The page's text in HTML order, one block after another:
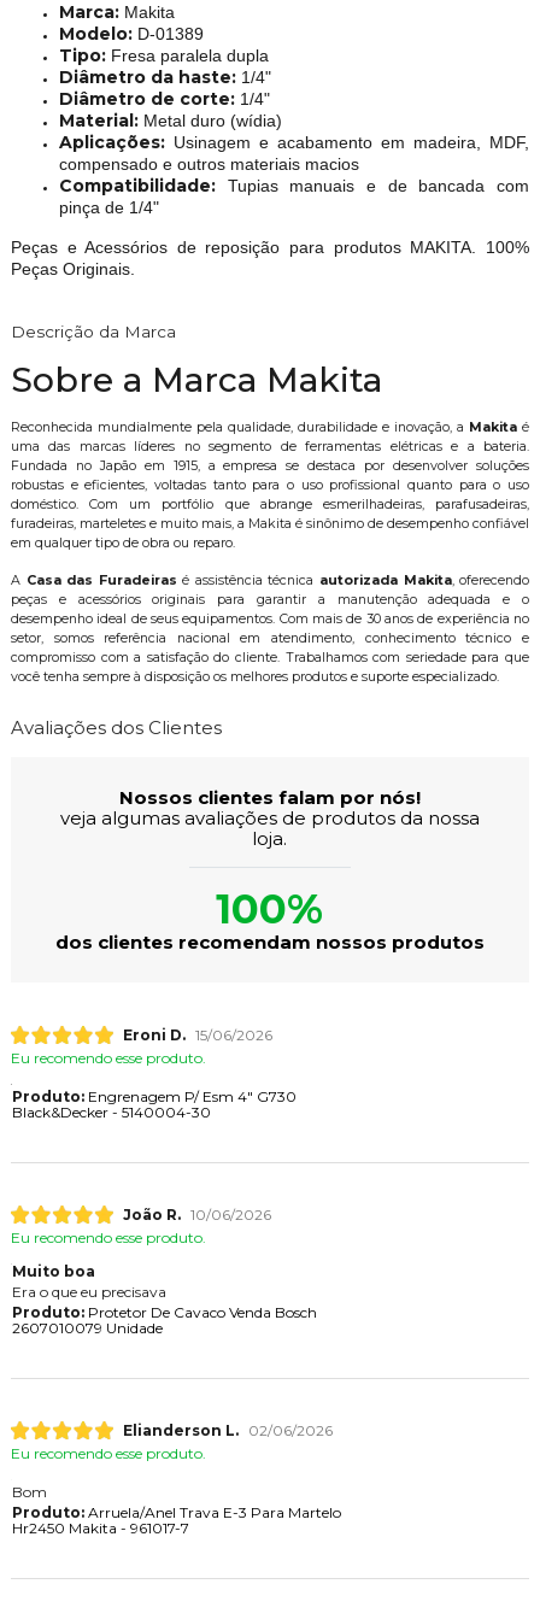
Marca:Makita
Modelo:D-01389
Tipo:Fresa paralela dupla
Diâmetro da haste:1/4"
Diâmetro de corte:1/4"
Material:Metal duro (wídia)
Aplicações:Usinagem e acabamento em madeira, MDF,
compensado e outros materiais macios
Compatibilidade:Tupias manuais e de bancada com
pinça de 1/4"
Peças e Acessórios de reposição para produtos MAKITA. 100%
Peças Originais.
Descrição da Marca
Sobre a Marca Makita
Reconhecida mundialmente pela qualidade, durabilidade e inovação, a Makita é
uma das marcas líderes no segmento de ferramentas elétricas e a bateria.
Fundada no Japão em 1915, a empresa se destaca por desenvolver soluções
robustas e eficientes, voltadas tanto para o uso profissional quanto para o uso
doméstico. Com um portfólio que abrange esmerilhadeiras, parafusadeiras,
furadeiras, marteletes e muito mais, a Makita é sinônimo de desempenho confiável
em qualquer tipo de obra ou reparo.
A Casa das Furadeiras é assistência técnica autorizada Makita, oferecendo
peças e acessórios originais para garantir a manutenção adequada e o
desempenho ideal de seus equipamentos. Com mais de 30 anos de experiência no
setor, somos referência nacional em atendimento, conhecimento técnico e
compromisso com a satisfação do cliente. Trabalhamos com seriedade para que
você tenha sempre à disposição os melhores produtos e suporte especializado.
Avaliações dos Clientes
Nossos clientes falam por nós!
veja algumas avaliações de produtos da nossa
loja.
100%
dos clientes recomendam nossos produtos
Eroni D. 15/06/2026
Eu recomendo esse produto.
Produto:Engrenagem P/ Esm 4" G730
Black&Decker - 5140004-30
João R. 10/06/2026
Eu recomendo esse produto.
Muito boa
Era o que eu precisava
Produto:Protetor De Cavaco Venda Bosch
2607010079 Unidade
Elianderson L.
02/06/2026
Eu recomendo esse produto.
Bom
Produto:Arruela/Anel Trava E-3 Para Martelo
Hr2450 Makita - 961017-7